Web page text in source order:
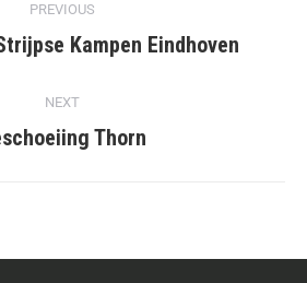
PREVIOUS
Kampen Eindhoven
NEXT
Thorn